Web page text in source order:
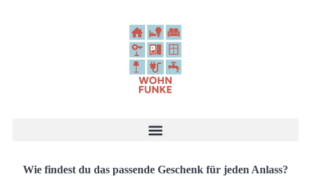
Wie findest du das passende Geschenk für jeden Anlass?